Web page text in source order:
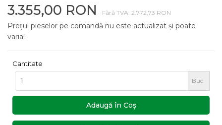
3.355,00 RON Fără TVA: 2.772,73 RON
Prețul pieselor pe comandă nu este actualizat și poate
varia!
Cantitate
Buc
Adaugă în Coş